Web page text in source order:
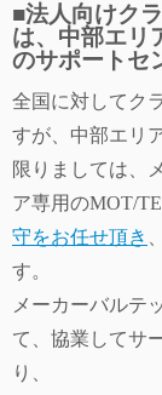
■法人向けク
は、中部エリ
のサポートセ
全国に対してク
すが、中部エリ
限りましては、
ア専用のMOT/
守をお任せ頂き
す。
メーカーバルテ
て、協業してサ
り、